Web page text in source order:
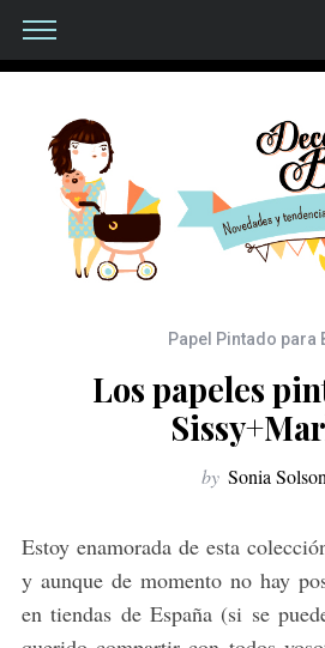
Papel Pintado para
Los papeles
by Sonia
Estoy enamorada de esta
y aunque de momento no hay
en tiendas de España (si se